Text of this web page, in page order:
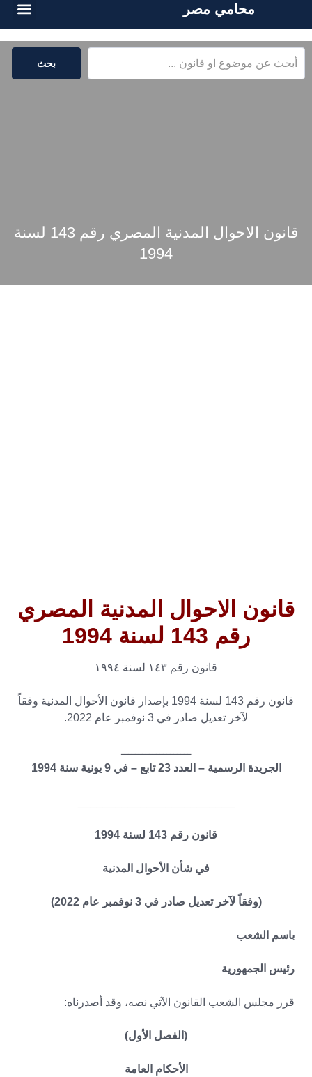
محامي مصر
بحث
قانون الاحوال المدنية المصري رقم 143 لسنة
1994
قانون الاحوال المدنية المصري
رقم 143 لسنة 1994
قانون رقم ۱٤۳ لسنة ۱۹۹٤
قانون رقم 143 لسنة 1994 بإصدار قانون الأحوال المدنية وفقاً
لآخر تعديل صادر في 3 نوفمبر عام 2022.
ــــــــــــــــــــ
الجريدة الرسمية – العدد 23 تابع – في 9 يونية سنة 1994
قانون رقم 143 لسنة 1994
في شأن الأحوال المدنية
(وفقاً لآخر تعديل صادر في 3 نوفمبر عام 2022)
باسم الشعب
رئيس الجمهورية
قرر مجلس الشعب القانون الآتي نصه، وقد أصدرناه:
(الفصل الأول)
الأحكام العامة